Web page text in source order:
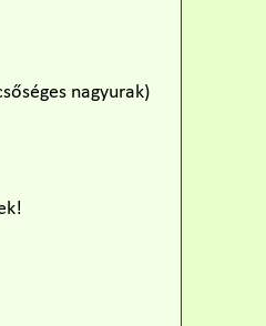
nagyurak)